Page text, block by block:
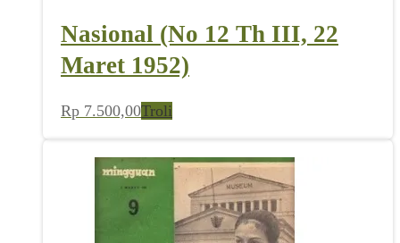
Nasional (No 12 Th III, 22
Maret 1952)
Rp 7.500,00Troli